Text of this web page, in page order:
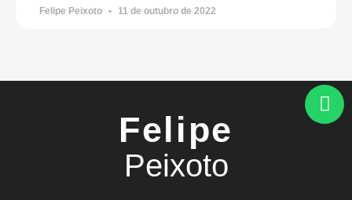
Felipe Peixoto 11 de outubro de 2022
Felipe
Peixoto